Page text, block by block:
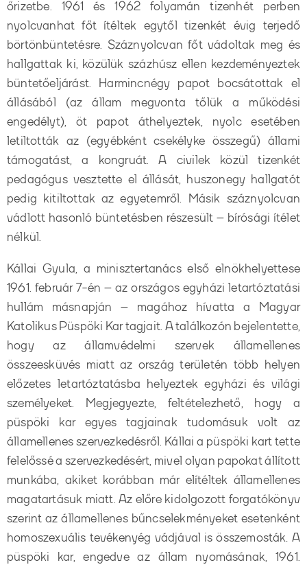
őrizetbe. 1961 és 1962 folyamán tizenhét perben
nyolcvanhat főt ítéltek egytől tizenkét évig terjedő
börtönbüntetésre. Száznyolcvan főt vádoltak meg és
hallgattak ki, közülük százhúsz ellen kezdeményeztek
büntetőeljárást. Harmincnégy papot bocsátottak el
állásából (az állam megvonta tőlük a működési
engedélyt), öt papot áthelyeztek, nyolc esetében
letiltották az (egyébként csekélyke összegű) állami
támogatást, a kongruát. A civilek közül tizenkét
pedagógus vesztette el állását, huszonegy hallgatót
pedig kitiltottak az egyetemről. Másik száznyolcvan
vádlott hasonló büntetésben részesült – bírósági ítélet
nélkül.
Kállai Gyula, a minisztertanács első elnökhelyettese
1961. február 7-én – az országos egyházi letartóztatási
hullám másnapján – magához hívatta a Magyar
Katolikus Püspöki Kar tagjait. A találkozón bejelentette,
hogy az államvédelmi szervek államellenes
összeesküvés miatt az ország területén több helyen
előzetes letartóztatásba helyeztek egyházi és világi
személyeket. Megjegyezte, feltételezhető, hogy a
püspöki kar egyes tagjainak tudomásuk volt az
államellenes szervezkedésről. Kállai a püspöki kart tette
felelőssé a szervezkedésért, mivel olyan papokat állított
munkába, akiket korábban már elítéltek államellenes
magatartásuk miatt. Az előre kidolgozott forgatókönyv
szerint az államellenes bűncselekményeket esetenként
homoszexuális tevékenyég vádjával is összemosták. A
püspöki kar, engedve az állam nyomásának, 1961.